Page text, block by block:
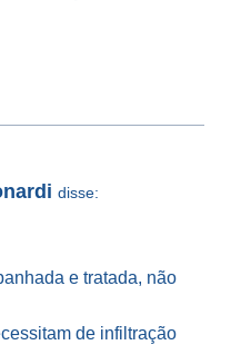
disse:
e tratada, não
de infiltração